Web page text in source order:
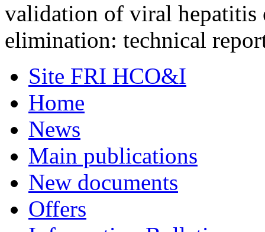
validation of viral hepatitis
elimination: technical
Site FRI HCO&I
Home
News
Main publications
New documents
Offers